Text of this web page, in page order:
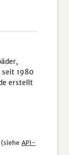
seit 1980
erstellt
(siehe API-